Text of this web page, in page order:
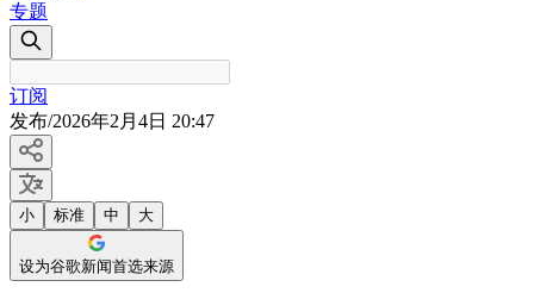
专题
订阅
发布/2026年2月4日 20:47
小 标准 中 大
设为谷歌新闻首选来源